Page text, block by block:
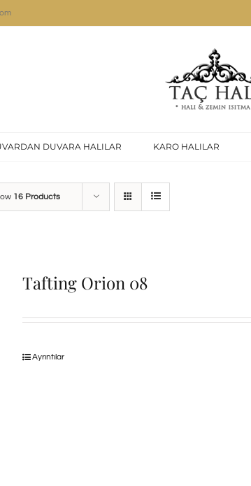
DUVARA HALILAR KARO HALILAR
16 Products
Tafting Orion 08
Ayrıntılar